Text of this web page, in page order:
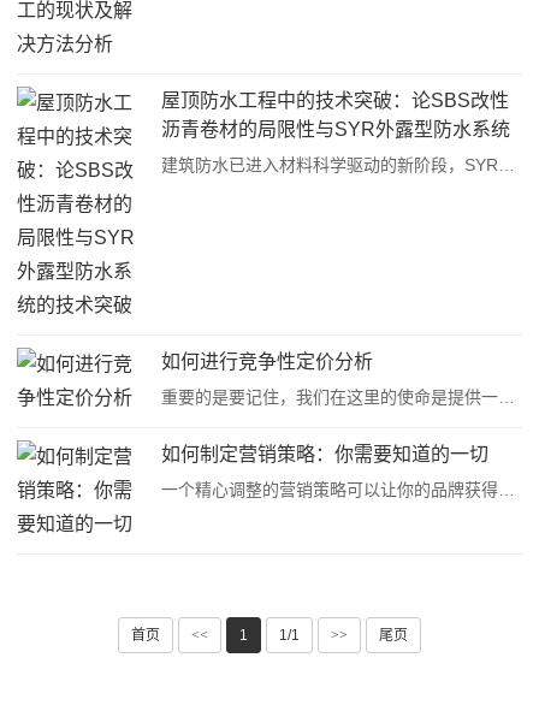
屋顶防水工程中的技术突破：论SBS改性
沥青卷材的局限性与SYR外露型防水系统
的技术突破
如何进行竞争性定价分析
如何制定营销策略：你需要知道的一切
首页 << 1 1/1 >> 尾页